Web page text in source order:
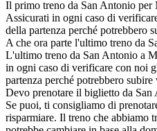
Il primo treno da San Antonio per
Assicurati in ogni caso di
della partenza perché potrebbero
A che ora parte l'ultimo treno da
L'ultimo treno da San Antonio a
in ogni caso di verificare con noi
partenza perché potrebbero
Devo prenotare il biglietto da
Se puoi, ti consigliamo di
risparmiare. Il treno che abbiamo